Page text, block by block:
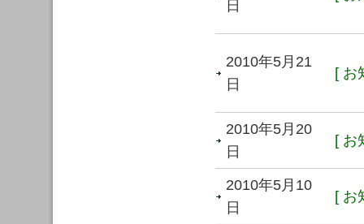
日
2010年5月21
日
[ お
2010年5月20
日
[ お
2010年5月10
日
[ お